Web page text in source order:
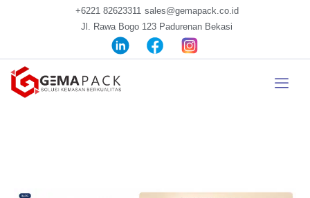
+6221 82623311 sales@gemapack.co.id
Jl. Rawa Bogo 123 Padurenan Bekasi